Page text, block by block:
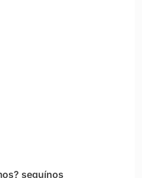
seguínos